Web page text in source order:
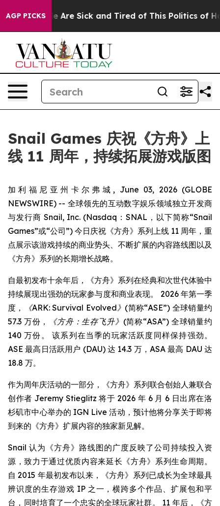
AGP PICKS
“People Are Sick and Tired of This Politics of
Snail Games 庆祝《方舟》上
线 11 周年，持续拓展游戏版图
加利福尼亚州卡尔弗城, June 03, 2026 (GLOBE
NEWSWIRE) -- 全球领先的互动数字娱乐领域独立开发商
与发行商 Snail, Inc. (Nasdaq：SNAL，以下简称“Snail
Games”或“公司”) 今日庆祝《方舟》系列上线 11 周年，重
点展示该游戏持续的商业势头、不断扩展的内容路线图以及
《方舟》系列的长期增长战略。
自最初发布十余年后，《方舟》系列在经典和次世代体验中
持续展现出强劲的玩家参与度和商业表现。 2026 年第一季
度，
《ARK: Survival Evolved》 (简称“ASE”) 全球销量约
57.3 万份，
《方舟：生存飞升》 (简称“ASA”) 全球销量约
140 万份。 该系列在当季的玩家活跃度同样保持强劲。
ASE 最高日活跃用户 (DAU) 达 14.3 万，ASA 最高 DAU 达
18.8 万。
作为周年庆活动的一部分，《方舟》系列联合创始人兼联合
创作者 Jeremy Stieglitz 将于 2026 年 6 月 6 日出席在洛
杉矶市中心举办的 IGN Live 活动，预计他将分享关于即将
到来的《方舟》扩展内容的独家新见解。
Snail 认为《方舟》路线图的广度反映了公司持续投入资
源，致力于通过优质内容来延长《方舟》系列生命周期。
自 2015 年最初发布以来，《方舟》系列已成长为全球最具
辨识度的生存游戏 IP 之一，横跨多个作品、扩展包和平
台，同时培育了一个忠实的全球玩家社群。 11 年后，《方